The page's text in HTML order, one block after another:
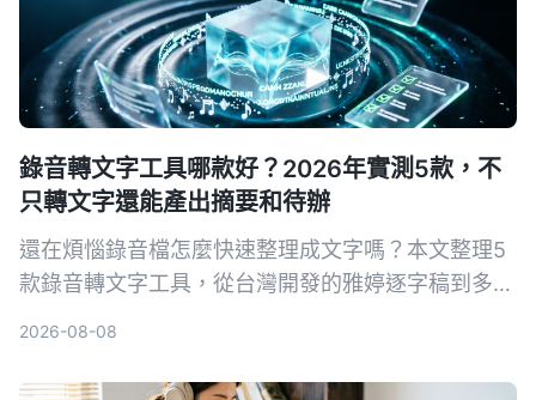
錄音轉文字工具哪款好？2026年實測5款，不
只轉文字還能產出摘要和待辦
還在煩惱錄音檔怎麼快速整理成文字嗎？本文整理5
款錄音轉文字工具，從台灣開發的雅婷逐字稿到多功
2026-08-08